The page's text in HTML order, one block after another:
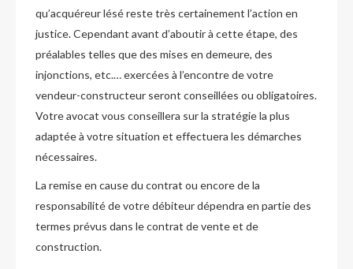
qu’acquéreur lésé reste très certainement l’action en
justice. Cependant avant d’aboutir à cette étape, des
préalables telles que des mises en demeure, des
injonctions, etc.… exercées à l’encontre de votre
vendeur-constructeur seront conseillées ou obligatoires.
Votre avocat vous conseillera sur la stratégie la plus
adaptée à votre situation et effectuera les démarches
nécessaires.
La remise en cause du contrat ou encore de la
responsabilité de votre débiteur dépendra en partie des
termes prévus dans le contrat de vente et de
construction.